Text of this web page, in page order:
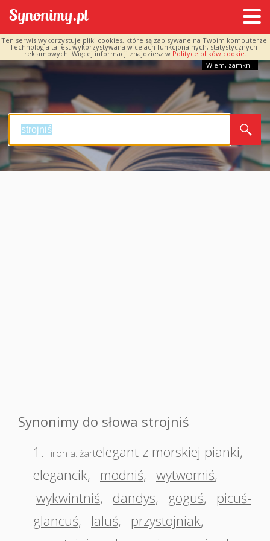
Ten serwis wykorzystuje pliki cookies, które są zapisywane na Twoim komputerze.
Technologia ta jest wykorzystywana w celach funkcjonalnych, statystycznych i
reklamowych. Więcej informacji znajdziesz w Polityce plików cookie.
Wiem, zamknij
Synonimy do słowa strojniś
1.
iron a. żartelegant z morskiej pianki,
elegancik, modniś, wytworniś,
wykwintniś, dandys, goguś,
picuś-
glancuś, laluś, przystojniak,